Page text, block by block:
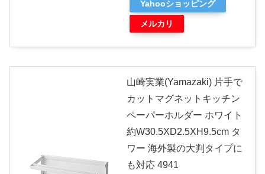
Yahooショッピング
メルカリ
山崎実業(Yamazaki) 片手で
カットマグネットキッチン
ペーパーホルダー ホワイト
約W30.5XD2.5XH9.5cm タ
ワー 海外製の大判タイプに
も対応 4941